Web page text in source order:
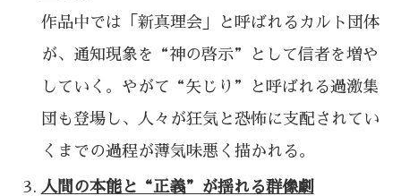
作品中では「新真理会」と呼ばれるカルト団体
が、通知現象を“神の啓示”として信者を増や
していく。やがて“矢じり”と呼ばれる過激集
団も登場し、人々が狂気と恐怖に支配されてい
くまでの過程が薄気味悪く描かれる。
人間の本能と“正義”が揺れる群像劇